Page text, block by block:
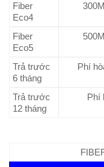
Fiber
Eco4
300M
Fiber
Eco5
500M
Trả trước
6 tháng
Phí
Trả trước
12 tháng
Phí